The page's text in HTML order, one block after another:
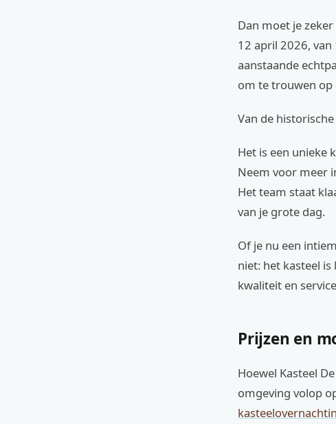
Dan moet je
12 april 2026,
aanstaande
om te trouwen op
Van de
Het is een unieke
Neem voor meer
Het team staat
van je grote dag.
Of je nu een
niet: het kasteel
kwaliteit en
Prijzen en
Hoewel Kasteel
omgeving volop